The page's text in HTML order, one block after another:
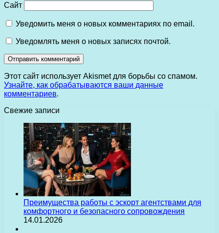
Сайт
Уведомить меня о новых комментариях по email.
Уведомлять меня о новых записях почтой.
Этот сайт использует Akismet для борьбы со спамом.
Узнайте, как обрабатываются ваши данные
комментариев.
Свежие записи
Преимущества работы с эскорт агентствами для
комфортного и безопасного сопровождения
14.01.2026